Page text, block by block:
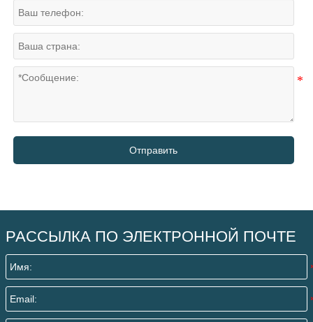
Отправить
РАССЫЛКА ПО ЭЛЕКТРОННОЙ ПОЧТЕ